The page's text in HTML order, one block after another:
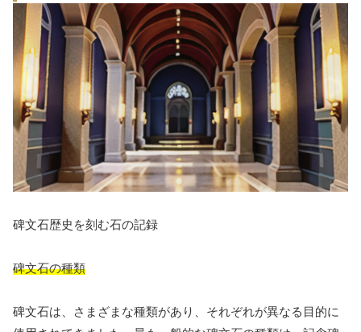
碑文石歴史を刻む石の記録
碑文石の種類
碑文石は、さまざまな種類があり、それぞれが異なる目的に